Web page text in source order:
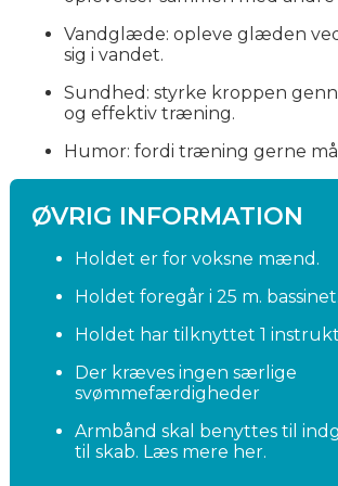
Vandglæde: opleve glæden
sig i vandet.
Sundhed: styrke kroppen
og effektiv træning.
Humor: fordi træning gerne
ØVRIG INFORMATION
Holdet er for voksne mænd.
Holdet foregår i 25 m. bassinet.
Holdet har tilknyttet 1
Der kræves ingen særlige
svømmefærdigheder
Armbånd skal benyttes til
til skab. Læs mere her.